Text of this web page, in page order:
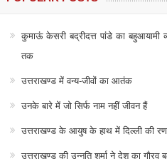
कुमाऊं केसरी बद्रीदत्त पांडे का बहुआयामी
तक
उत्तराखण्ड में वन्य-जीवों का आतंक
उनके बारे में जो सिर्फ नाम नहीं जीवन हैं
उत्तराखण्ड के आयुष के हाथ में दिल्ली की
उत्तराखण्ड की उन्नति शर्मा ने देश का गौरव